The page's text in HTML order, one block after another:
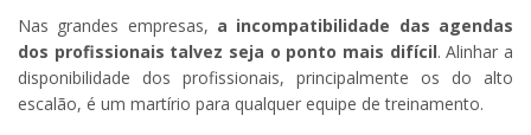
Nas grandes empresas, a incompatibilidade das agendas
dos profissionais talvez seja o ponto mais difícil. Alinhar a
disponibilidade dos profissionais, principalmente os do alto
escalão, é um martírio para qualquer equipe de treinamento.